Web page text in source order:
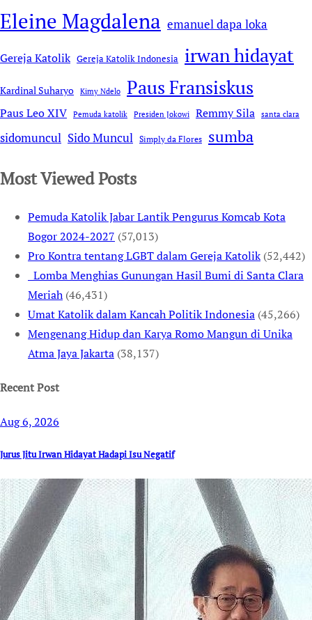
Eleine Magdalena emanuel dapa loka
Gereja Katolik Gereja Katolik Indonesia irwan hidayat
Kardinal Suharyo Kimy Ndelo Paus Fransiskus
Paus Leo XIV Pemuda katolik Presiden Jokowi Remmy Sila santa clara
sidomuncul Sido Muncul Simply da Flores sumba
Most Viewed Posts
Pemuda Katolik Jabar Lantik Pengurus Komcab Kota
Bogor 2024-2027 (57,013)
Pro Kontra tentang LGBT dalam Gereja Katolik (52,442)
Lomba Menghias Gunungan Hasil Bumi di Santa Clara
Meriah (46,431)
Umat Katolik dalam Kancah Politik Indonesia (45,266)
Mengenang Hidup dan Karya Romo Mangun di Unika
Atma Jaya Jakarta (38,137)
Recent Post
Aug 6, 2026
Jurus Jitu Irwan Hidayat Hadapi Isu Negatif